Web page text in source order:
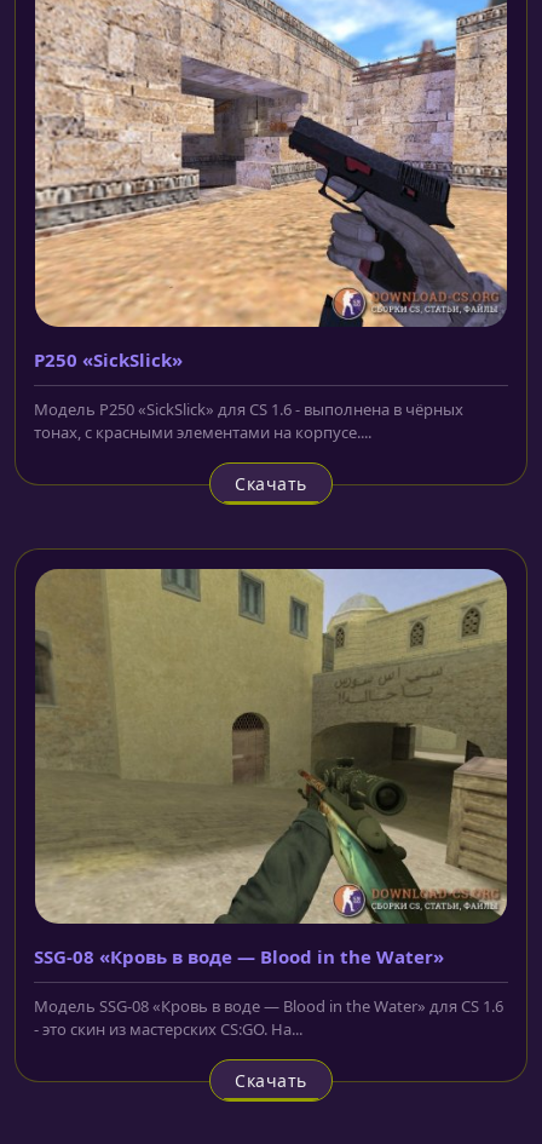
P250 «SickSlick»
Модель P250 «SickSlick» для CS 1.6 - выполнена в чёрных
тонах, с красными элементами на корпусе....
Скачать
SSG-08 «Кровь в воде — Blood in the Water»
Модель SSG-08 «Кровь в воде — Blood in the Water» для CS 1.6
- это скин из мастерских CS:GO. На...
Скачать